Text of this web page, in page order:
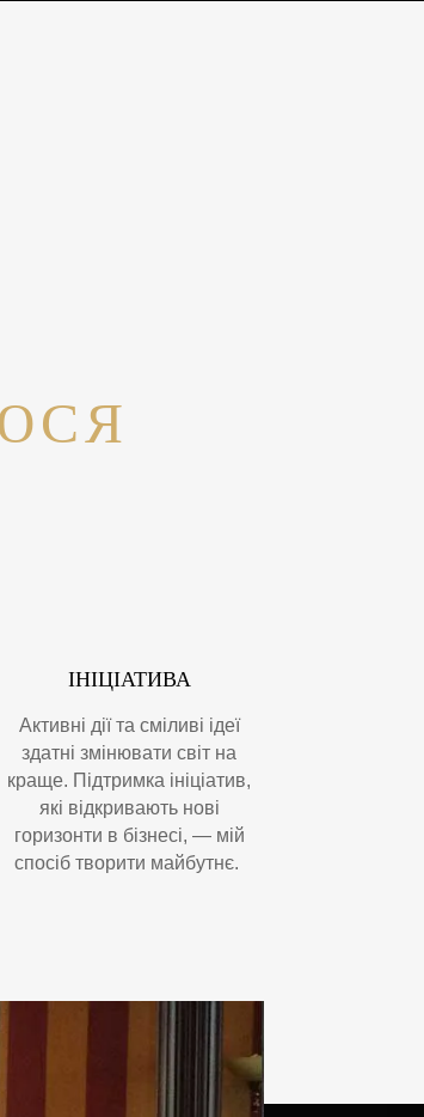
ІНІЦІАТИВА
Активні дії та сміливі ідеї
здатні змінювати світ на
краще. Підтримка ініціатив,
які відкривають нові
горизонти в бізнесі, — мій
спосіб творити майбутнє.